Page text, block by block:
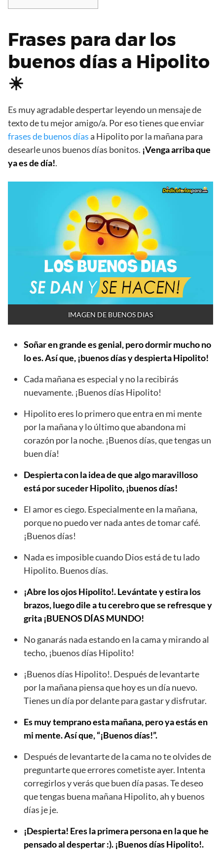
Frases para dar los
buenos días a Hipolito
☀
Es muy agradable despertar leyendo un mensaje de
texto de tu mejor amigo/a. Por eso tienes que enviar
frases de buenos díasa Hipolito por la mañana para
desearle unos buenos días bonitos. ¡Venga arriba que
ya es de día!.
IMAGEN DE BUENOS DIAS
Soñar en grande es genial, pero dormir mucho no
lo es. Así que, ¡buenos días y despierta Hipolito!
Cada mañana es especial y no la recibirás
nuevamente. ¡Buenos días Hipolito!
Hipolito eres lo primero que entra en mi mente
por la mañana y lo último que abandona mi
corazón por la noche. ¡Buenos días, que tengas un
buen día!
Despierta con la idea de que algo maravilloso
está por suceder Hipolito, ¡buenos días!
El amor es ciego. Especialmente en la mañana,
porque no puedo ver nada antes de tomar café.
¡Buenos días!
Nada es imposible cuando Dios está de tu lado
Hipolito. Buenos días.
¡Abre los ojos Hipolito!. Levántate y estira los
brazos, luego dile a tu cerebro que se refresque y
grita ¡BUENOS DÍAS MUNDO!
No ganarás nada estando en la cama y mirando al
techo, ¡buenos días Hipolito!
¡Buenos días Hipolito!. Después de levantarte
por la mañana piensa que hoy es un día nuevo.
Tienes un día por delante para gastar y disfrutar.
Es muy temprano esta mañana, pero ya estás en
mi mente. Así que, “¡Buenos días!”.
Después de levantarte de la cama no te olvides de
preguntarte que errores cometiste ayer. Intenta
corregirlos y verás que buen día pasas. Te deseo
que tengas buena mañana Hipolito, ah y buenos
días je je.
¡Despierta! Eres la primera persona en la que he
pensado al despertar :). ¡Buenos días Hipolito!.